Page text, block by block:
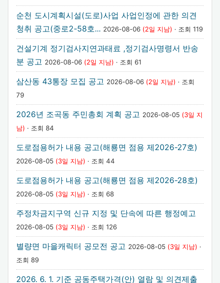
순천 도시계획시설(도로)사업 사업인정에 관한 의견
청취 공고(중로2-58호... 2026-08-06 (2일 지남) · 조회 119
건설기계 정기검사지연과태료 ,정기검사명령서 반송
분 공고 2026-08-06 (2일 지남) · 조회 61
삼산동 43통장 모집 공고 2026-08-06 (2일 지남) · 조회
79
2026년 조곡동 주민총회 계획 공고 2026-08-05 (3일 지
남) · 조회 84
도로점용허가 내용 공고(해룡면 점용 제2026-27호)
2026-08-05 (3일 지남) · 조회 44
도로점용허가 내용 공고(해룡면 점용 제2026-28호)
2026-08-05 (3일 지남) · 조회 68
주정차금지구역 신규 지정 및 단속에 따른 행정예고
2026-08-05 (3일 지남) · 조회 126
별량면 마을캐릭터 공모전 공고 2026-08-05 (3일 지남) ·
조회 89
2026. 6. 1. 기준 공동주택가격(안) 열람 및 의견제출